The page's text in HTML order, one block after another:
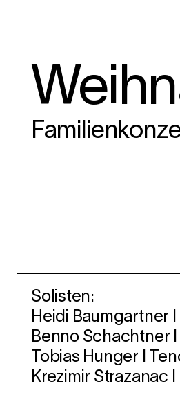
Solisten:
Heidi Baumgartner
Benno Schachtner
Tobias Hunger I
Krezimir Strazanac